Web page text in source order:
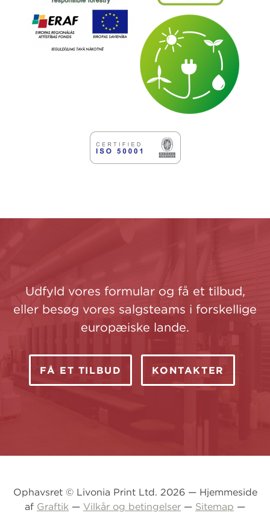
Udfyld vores formular og få et tilbud,
eller besøg vores salgsteams i forskellige
europæiske lande.
FÅ ET TILBUD KONTAKTER
Ophavsret © Livonia Print Ltd. 2026 — Hjemmeside
af Graftik — Vilkår og betingelser — Sitemap —